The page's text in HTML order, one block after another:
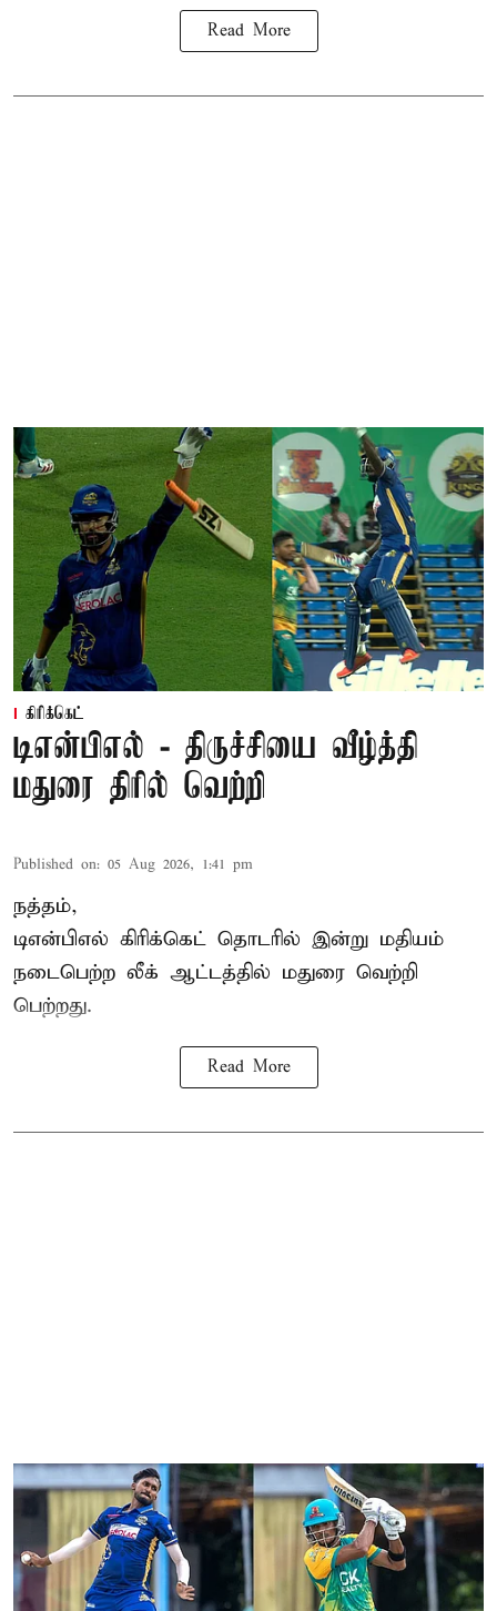
Read More
கிரிக்கெட்
டிஎன்பிஎல் - திருச்சியை வீழ்த்தி
மதுரை திரில் வெற்றி
Published on: 05 Aug 2026, 1:41 pm
நத்தம்,
டிஎன்பிஎல் கிரிக்கெட் தொடரில் இன்று மதியம்
நடைபெற்ற லீக் ஆட்டத்தில் மதுரை வெற்றி
பெற்றது.
Read More